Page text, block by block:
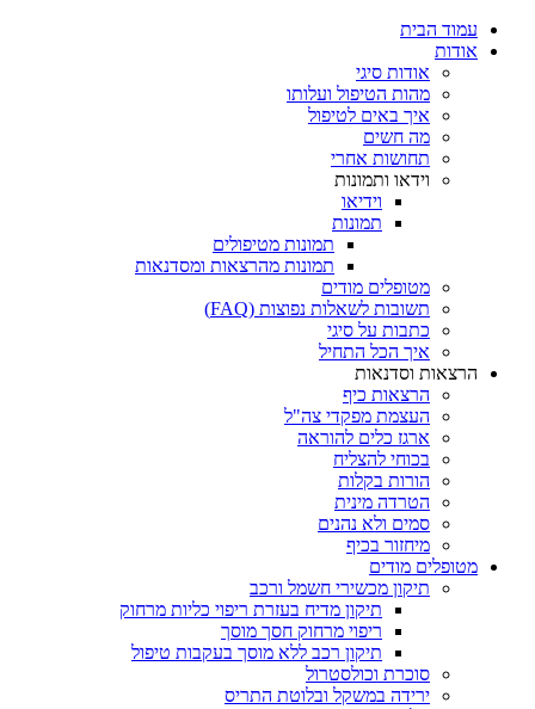
עמוד הבית
אודות
אודות סיגי
מהות הטיפול ועלותו
איך באים לטיפול
מה חשים
תחושות אחרי
וידאו ותמונות
וידיאו
תמונות
תמונות מטיפולים
תמונות מהרצאות ומסדנאות
מטופלים מודים
תשובות לשאלות נפוצות (FAQ)
כתבות על סיגי
איך הכל התחיל
הרצאות וסדנאות
הרצאות כיף
העצמת מפקדי צה"ל
ארגז כלים להוראה
בכוחי להצליח
הורות בקלות
הטרדה מינית
סמים ולא נהנים
מיחזור בכיף
מטופלים מודים
תיקון מכשירי חשמל ורכב
תיקון מדיח בעזרת ריפוי כליות מרחוק
ריפוי מרחוק חסך מוסך
תיקון רכב ללא מוסך בעקבות טיפול
סוכרת וכולסטרול
ירידה במשקל ובלוטת התריס